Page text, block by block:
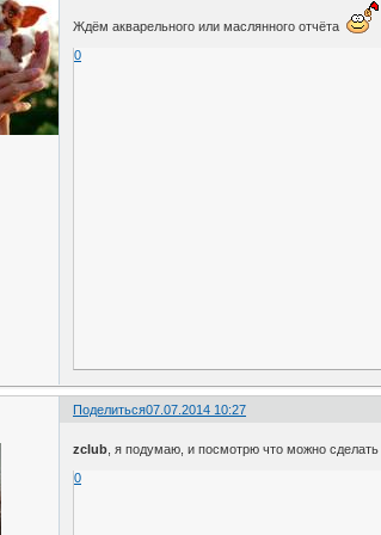
Ждём акварельного или маслянного отчёта
0
Поделиться07.07.2014 10:27
zclub , я подумаю, и посмотрю что можно сделать
0